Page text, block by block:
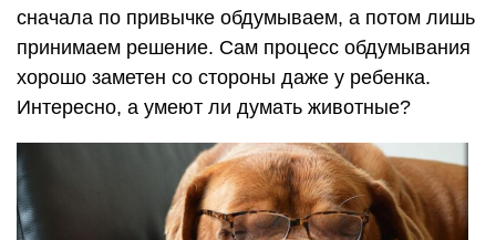
сначала по привычке обдумываем, а потом лишь
принимаем решение. Сам процесс обдумывания
хорошо заметен со стороны даже у ребенка.
Интересно, а умеют ли думать животные?